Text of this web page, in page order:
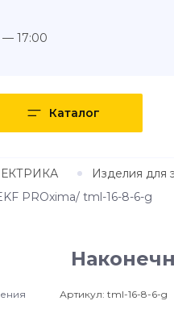
17:00
Каталог
Изделия для
PROxima/ tml-16-8-6-g
Артикул: tml-16-8-6-g